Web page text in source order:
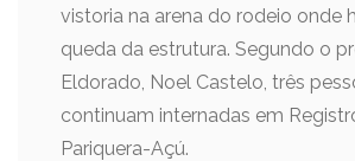
vistoria na arena do rodeio onde
queda da estrutura. Segundo o
Eldorado, Noel Castelo, três
continuam internadas em
Pariquera-Açú.